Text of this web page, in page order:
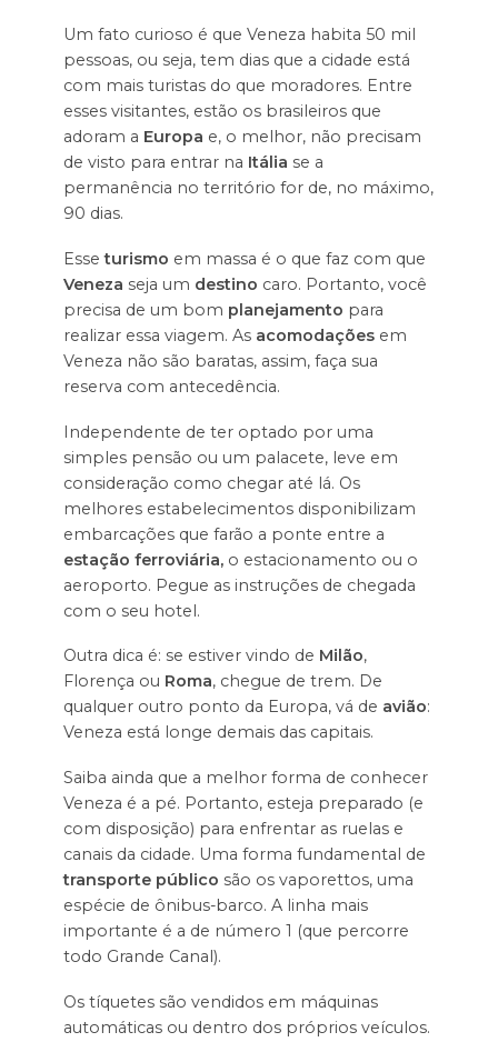
Um fato curioso é que Veneza habita 50 mil
pessoas, ou seja, tem dias que a cidade está
com mais turistas do que moradores. Entre
esses visitantes, estão os brasileiros que
adoram a Europa e, o melhor, não precisam
de visto para entrar na Itália se a
permanência no território for de, no máximo,
90 dias.
Esseturismo em massa é o que faz com que
Veneza seja um destino caro. Portanto, você
precisa de um bom planejamento para
realizar essa viagem. As acomodações em
Veneza não são baratas, assim, faça sua
reserva com antecedência.
Independente de ter optado por uma
simples pensão ou um palacete, leve em
consideração como chegar até lá. Os
melhores estabelecimentos disponibilizam
embarcações que farão a ponte entre a
estação ferroviária,o estacionamento ou o
aeroporto. Pegue as instruções de chegada
com o seu hotel.
Outra dica é: se estiver vindo de Milão,
Florença ou Roma, chegue de trem. De
qualquer outro ponto da Europa, vá de avião:
Veneza está longe demais das capitais.
Saiba ainda que a melhor forma de conhecer
Veneza é a pé. Portanto, esteja preparado (e
com disposição) para enfrentar as ruelas e
canais da cidade. Uma forma fundamental de
transporte público são os vaporettos, uma
espécie de ônibus-barco. A linha mais
importante é a de número 1 (que percorre
todo Grande Canal).
Os tíquetes são vendidos em máquinas
automáticas ou dentro dos próprios veículos.